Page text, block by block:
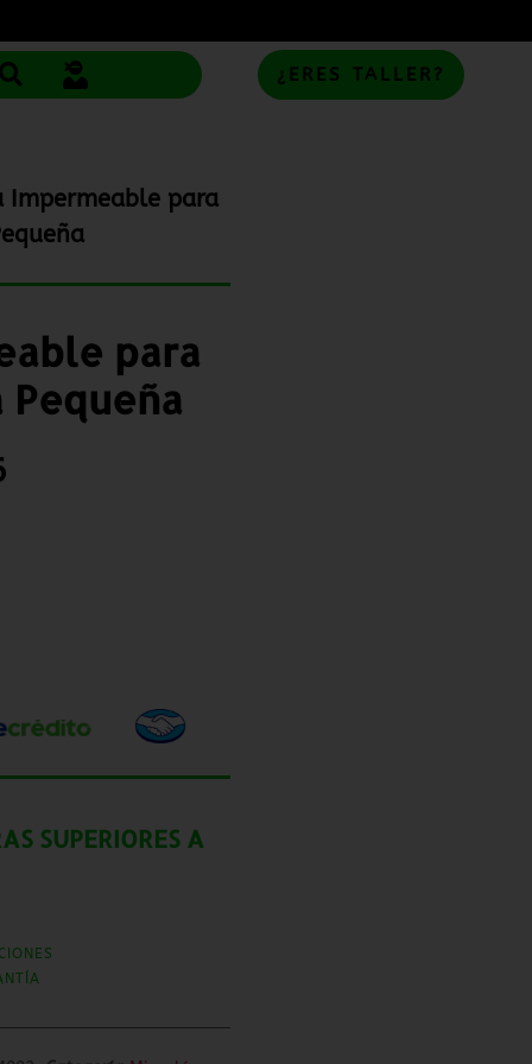
¿ERES TALLER?
Impermeable para
para
SUPERIORES A